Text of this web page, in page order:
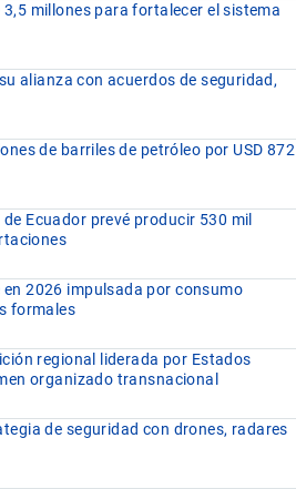
millones para fortalecer el sistema
alianza con acuerdos de seguridad,
de barriles de petróleo por USD 872
Ecuador prevé producir 530 mil
en 2026 impulsada por consumo
formales
regional liderada por Estados
organizado transnacional
de seguridad con drones, radares